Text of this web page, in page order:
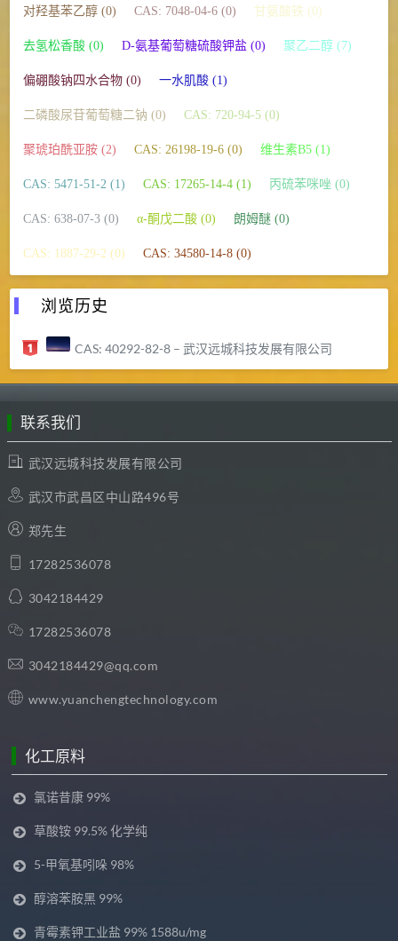
对羟基苯乙醇 (0) CAS: 7048-04-6 (0) 甘氨酸铁 (0)
去氢松香酸 (0) D-氨基葡萄糖硫酸钾盐 (0) 聚乙二醇 (7)
偏硼酸钠四水合物 (0) 一水肌酸 (1)
二磷酸尿苷葡萄糖二钠 (0) CAS: 720-94-5 (0)
聚琥珀酰亚胺 (2) CAS: 26198-19-6 (0) 维生素B5 (1)
CAS: 5471-51-2 (1) CAS: 17265-14-4 (1) 丙硫苯咪唑 (0)
CAS: 638-07-3 (0) α-酮戊二酸 (0) 朗姆醚 (0)
CAS: 1887-29-2 (0) CAS: 34580-14-8 (0)
浏览历史
CAS: 40292-82-8 – 武汉远城科技发展有限公司
联系我们
武汉远城科技发展有限公司
武汉市武昌区中山路496号
郑先生
17282536078
3042184429
17282536078
3042184429@qq.com
www.yuanchengtechnology.com
化工原料
氯诺昔康 99%
草酸铵 99.5% 化学纯
5-甲氧基吲哚 98%
醇溶苯胺黑 99%
青霉素钾工业盐 99% 1588u/mg